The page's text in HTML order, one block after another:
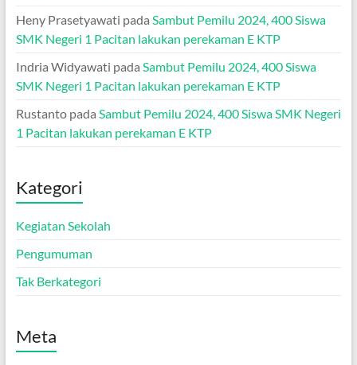
Heny Prasetyawati pada Sambut Pemilu 2024, 400 Siswa
SMK Negeri 1 Pacitan lakukan perekaman E KTP
Indria Widyawati pada Sambut Pemilu 2024, 400 Siswa
SMK Negeri 1 Pacitan lakukan perekaman E KTP
Rustantopada Sambut Pemilu 2024, 400 Siswa SMK Negeri
1 Pacitan lakukan perekaman E KTP
Kategori
Kegiatan Sekolah
Pengumuman
Tak Berkategori
Meta